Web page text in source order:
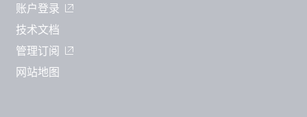
账户登录
技术文档
管理订阅
网站地图